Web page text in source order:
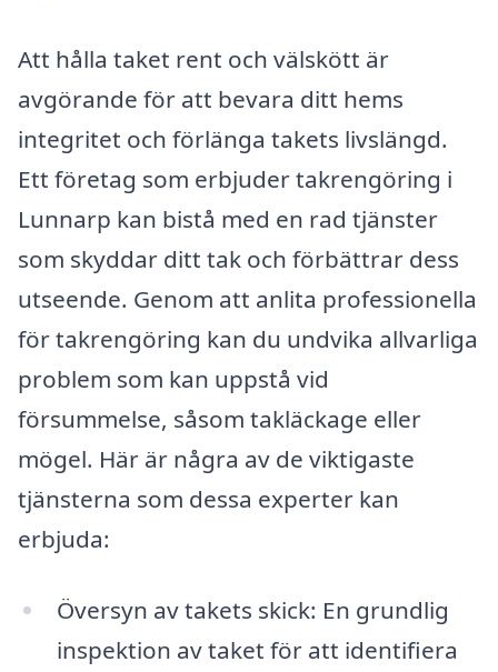
Att hålla taket rent och välskött är
avgörande för att bevara ditt hems
integritet och förlänga takets livslängd.
Ett företag som erbjuder takrengöring i
Lunnarp kan bistå med en rad tjänster
som skyddar ditt tak och förbättrar dess
utseende. Genom att anlita professionella
för takrengöring kan du undvika allvarliga
problem som kan uppstå vid
försummelse, såsom takläckage eller
mögel. Här är några av de viktigaste
tjänsterna som dessa experter kan
erbjuda:
Översyn av takets skick: En grundlig
inspektion av taket för att identifiera